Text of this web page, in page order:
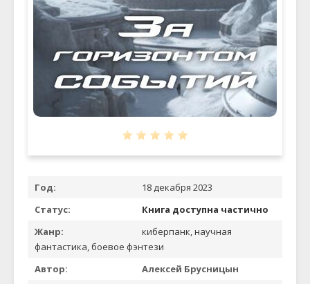
Год:
18 декабря 2023
Статус:
Книга доступна частично
Жанр:
киберпанк, научная
фантастика, боевое фэнтези
Автор:
Алексей Брусницын